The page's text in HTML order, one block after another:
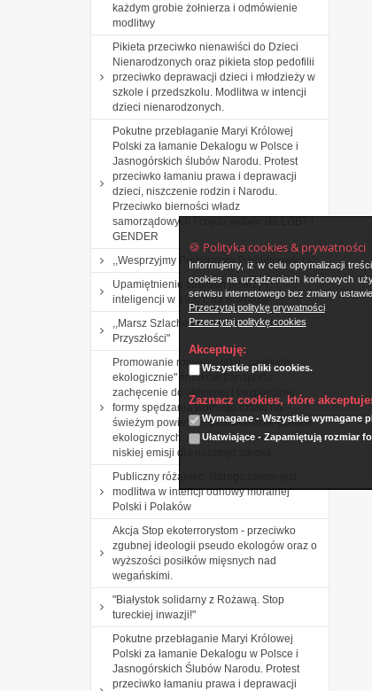
🍪 Polityka cookies & prywatności
Informujemy, iż w celu optymalizacji
cookies na urządzeniach końcowych
serwisu internetowego bez zmiany
Przeczytaj politykę prywatności
Przeczytaj politykę cookies
Akceptuję:
Wszystkie pliki cookies.
Zaznacz cookies, które
Wymagane - Wszystkie wymagane
Ułatwiające - Zapamiętują rozmiar
każdym grobie żołnierza i odmówienie
modlitwy
Pikieta przeciwko nienawiści do Dzieci
Nienarodzonych oraz pikieta stop pedofilii
przeciwko deprawacji dzieci i młodzieży w
szkole i przedszkolu. Modlitwa w intencji
dzieci nienarodzonych.
Pokutne przebłaganie Maryi Królowej
Polski za łamanie Dekalogu w Polsce i
Jasnogórskich ślubów Narodu. Protest
przeciwko łamaniu prawa i deprawacji
dzieci, niszczenie rodzin i Narodu.
Przeciwko bierności władz
samorządowych i rządu wobec zła LGBT i
GENDER
,,Wesprzyjmy Prokuratora Parchimowicza".
Upamiętnienie zabitych pisarzy i
inteligencji w 1937r. na Białorusi
,,Marsz Szlachetnej Paczki i Akademia
Przyszłości"
Promowanie rowerów jako ,,czystych
ekologicznie" środków transportu,
zachęcenie do aktywnej i bezpiecznej
formy spędzania wolnego czasu na
świeżym powietrzu, kształtowanie postaw
ekologicznych: rozumienia roli i znaczenia
niskiej emisji dla naszego zdrowi
Publiczny różaniec, którego celem jest
modlitwa w intencji odnowy moralnej
Polski i Polaków
Akcja Stop ekoterrorystom - przeciwko
zgubnej ideologii pseudo ekologów oraz o
wyższości posiłków mięsnych nad
wegańskimi.
"Białystok solidarny z Rożawą. Stop
tureckiej inwazji!"
Pokutne przebłaganie Maryi Królowej
Polski za łamanie Dekalogu w Polsce i
Jasnogórskich Ślubów Narodu. Protest
przeciwko łamaniu prawa i deprawacji